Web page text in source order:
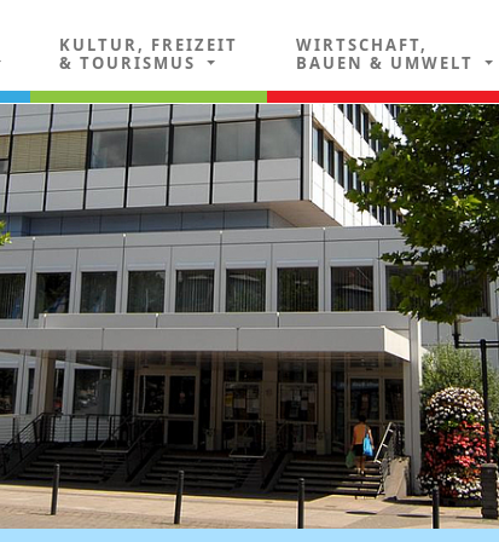
KULTUR, FREIZEIT
& TOURISMUS
WIRTSCHAFT,
BAUEN & UMWELT